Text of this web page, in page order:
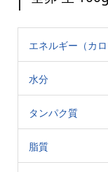
エネルギー（カロ
水分
タンパク質
脂質